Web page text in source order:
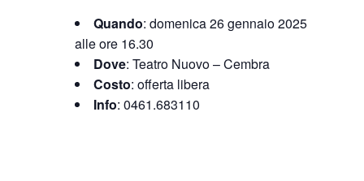
Quando: domenica 26 gennaio 2025
alle ore 16.30
Dove: Teatro Nuovo – Cembra
Costo: offerta libera
Info: 0461.683110